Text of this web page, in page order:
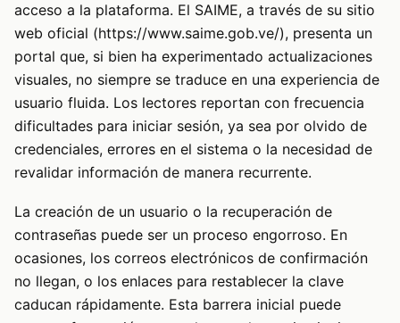
acceso a la plataforma. El SAIME, a través de su sitio
web oficial (https://www.saime.gob.ve/), presenta un
portal que, si bien ha experimentado actualizaciones
visuales, no siempre se traduce en una experiencia de
usuario fluida. Los lectores reportan con frecuencia
dificultades para iniciar sesión, ya sea por olvido de
credenciales, errores en el sistema o la necesidad de
revalidar información de manera recurrente.
La creación de un usuario o la recuperación de
contraseñas puede ser un proceso engorroso. En
ocasiones, los correos electrónicos de confirmación
no llegan, o los enlaces para restablecer la clave
caducan rápidamente. Esta barrera inicial puede